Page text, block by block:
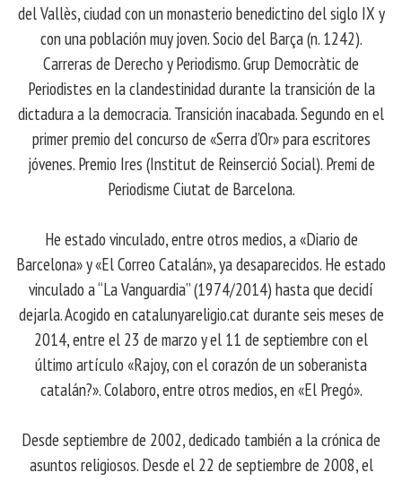
del Vallès, ciudad con un monasterio benedictino del siglo IX y
con una población muy joven. Socio del Barça (n. 1242).
Carreras de Derecho y Periodismo. Grup Democràtic de
Periodistes en la clandestinidad durante la transición de la
dictadura a la democracia. Transición inacabada. Segundo en el
primer premio del concurso de «Serra d’Or» para escritores
jóvenes. Premio Ires (Institut de Reinserció Social). Premi de
Periodisme Ciutat de Barcelona.
He estado vinculado, entre otros medios, a «Diario de
Barcelona» y «El Correo Catalán», ya desaparecidos. He estado
vinculado a “La Vanguardia” (1974/2014) hasta que decidí
dejarla. Acogido en catalunyareligio.cat durante seis meses de
2014, entre el 23 de marzo y el 11 de septiembre con el
último artículo «Rajoy, con el corazón de un soberanista
catalán?». Colaboro, entre otros medios, en «El Pregó».
Desde septiembre de 2002, dedicado también a la crónica de
asuntos religiosos. Desde el 22 de septiembre de 2008, el